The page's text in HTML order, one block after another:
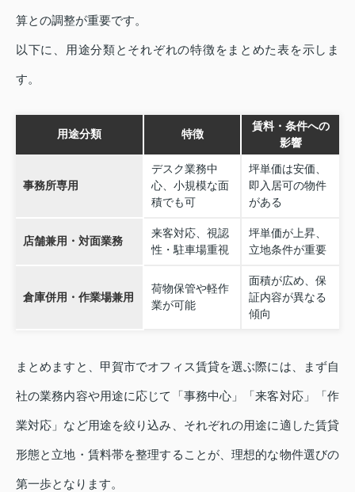
算との調整が重要です。
以下に、用途分類とそれぞれの特徴をまとめた表を示しま
す。
用途分類 特徴
賃料・条件への
影響
事務所専用
デスク業務中
心、小規模な面
積でも可
坪単価は安価、
即入居可の物件
がある
店舗兼用・対面業務
来客対応、視認
性・駐車場重視
坪単価が上昇、
立地条件が重要
倉庫併用・作業場兼用
荷物保管や軽作
業が可能
面積が広め、保
証内容が異なる
傾向
まとめますと、甲賀市でオフィス賃貸を選ぶ際には、まず自
社の業務内容や用途に応じて「事務中心」「来客対応」「作
業対応」など用途を絞り込み、それぞれの用途に適した賃貸
形態と立地・賃料帯を整理することが、理想的な物件選びの
第一歩となります。